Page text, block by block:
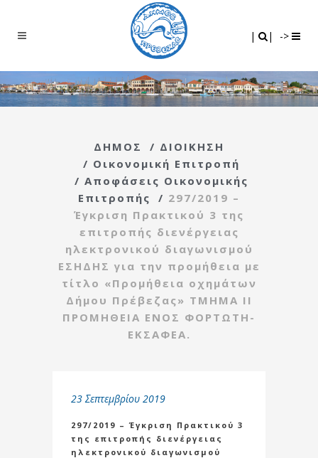
| | ->
ΔΗΜΟΣ / ΔΙΟΙΚΗΣΗ
/ Οικονομική Επιτροπή
/ Αποφάσεις Οικονομικής
Επιτροπής
/ 297/2019 –
Έγκριση Πρακτικού 3 της
επιτροπής διενέργειας
ηλεκτρονικού διαγωνισμού
ΕΣΗΔΗΣ για την προμήθεια με
τίτλο «Προμήθεια οχημάτων
Δήμου Πρέβεζας» ΤΜΗΜΑ ΙΙ
ΠΡΟΜΗΘΕΙΑ ΕΝΟΣ ΦΟΡΤΩΤΗ-
ΕΚΣΑΦΕΑ.
23 Σεπτεμβρίου 2019
297/2019 – Έγκριση Πρακτικού 3
της επιτροπής διενέργειας
ηλεκτρονικού διαγωνισμού